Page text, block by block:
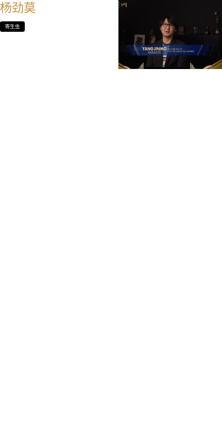
杨劲莫
寄生虫